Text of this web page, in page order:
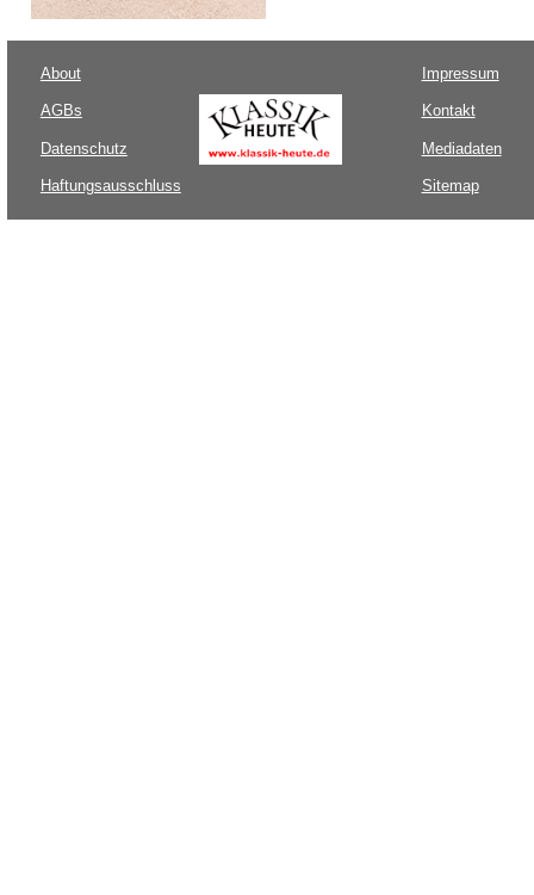
About
AGBs
Datenschutz
Haftungsausschluss
Impressum
Kontakt
Mediadaten
Sitemap